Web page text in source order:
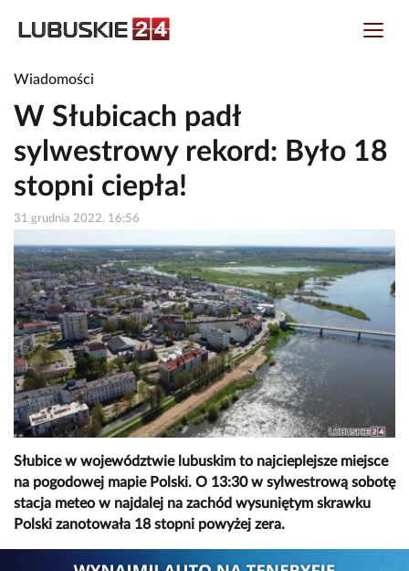
Wiadomości
W Słubicach padł
sylwestrowy rekord: Było 18
stopni ciepła!
31 grudnia 2022, 16:56
Słubice w województwie lubuskim to najcieplejsze miejsce
na pogodowej mapie Polski. O 13:30 w sylwestrową sobotę
stacja meteo w najdalej na zachód wysuniętym skrawku
Polski zanotowała 18 stopni powyżej zera.